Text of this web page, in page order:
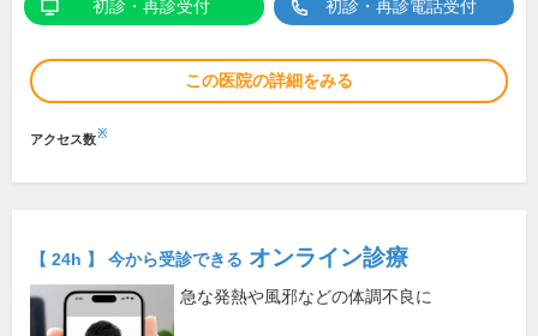
初診・再診受付 初診・再診電話受付
この医院の詳細をみる
アクセス数※
【 24h 】 今から受診できる オンライン診療
急な発熱や風邪などの体調不良に